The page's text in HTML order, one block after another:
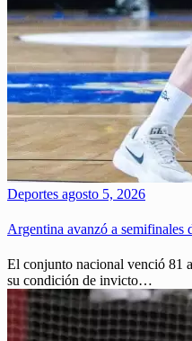
Deportes agosto 5, 2026
Argentina avanzó a semifinales
El conjunto nacional venció 81
su condición de invicto…